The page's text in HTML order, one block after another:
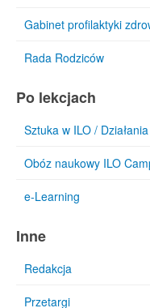
Gabinet profilaktyki
Rada Rodziców
Po lekcjach
Sztuka w ILO /
Obóz naukowy ILO
e-Learning
Inne
Redakcja
Przetargi